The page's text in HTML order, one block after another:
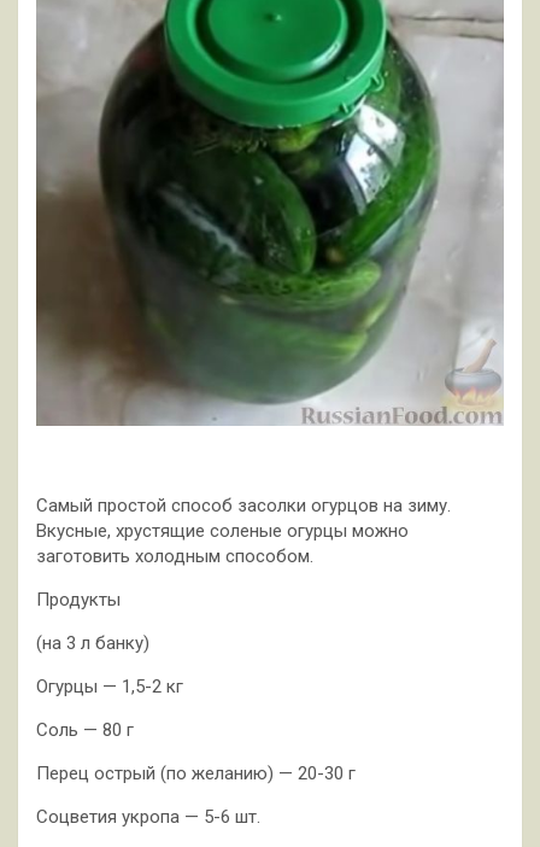
Самый простой способ засолки огурцов на зиму.
Вкусные, хрустящие соленые огурцы можно
заготовить холодным способом.
Продукты
(на 3 л банку)
Огурцы — 1,5-2 кг
Соль — 80 г
Перец острый (по желанию) — 20-30 г
Соцветия укропа — 5-6 шт.